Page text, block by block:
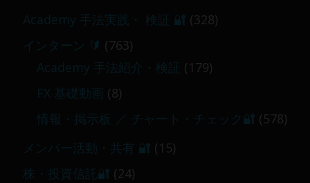
Academy 手法実践・ 検証 🔐 (328)
インターン 🔰 (763)
Academy 手法紹介・検証 (179)
FX 基礎動画 (8)
情報・掲示板 ／ チャート・チェック🔐 (578)
メンバー活動・共有 🔐 (15)
株・投資信託🔐 (24)